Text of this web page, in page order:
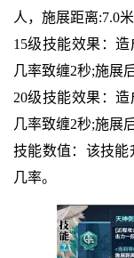
人，施展距离:7.0
15级技能效果：造
几率致缠2秒;施展
20级技能效果：造
几率致缠2秒;施展
技能数值：该技能
几率。